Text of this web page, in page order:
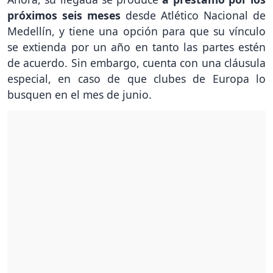
próximos seis meses desde Atlético Nacional de
Medellín, y tiene una opción para que su vínculo
se extienda por un año en tanto las partes estén
de acuerdo. Sin embargo, cuenta con una cláusula
especial, en caso de que clubes de Europa lo
busquen en el mes de junio.